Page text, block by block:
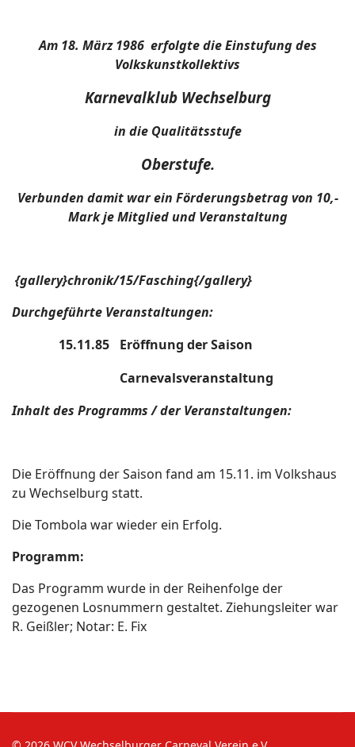
Am 18. März 1986 erfolgte die Einstufung des
Volkskunstkollektivs
Karnevalklub Wechselburg
in die Qualitätsstufe
Oberstufe.
Verbunden damit war ein Förderungsbetrag von 10,-
Mark je Mitglied und Veranstaltung
{gallery}chronik/15/Fasching{/gallery}
Durchgeführte Veranstaltungen:
15.11.85
Eröffnung der Saison
Carnevalsveranstaltung
Inhalt des Programms / der Veranstaltungen:
Die Eröffnung der Saison fand am 15.11. im Volkshaus
zu Wechselburg statt.
Die Tombola war wieder ein Erfolg.
Programm:
Das Programm wurde in der Reihenfolge der
gezogenen Losnummern gestaltet. Ziehungsleiter war
R. Geißler; Notar: E. Fix